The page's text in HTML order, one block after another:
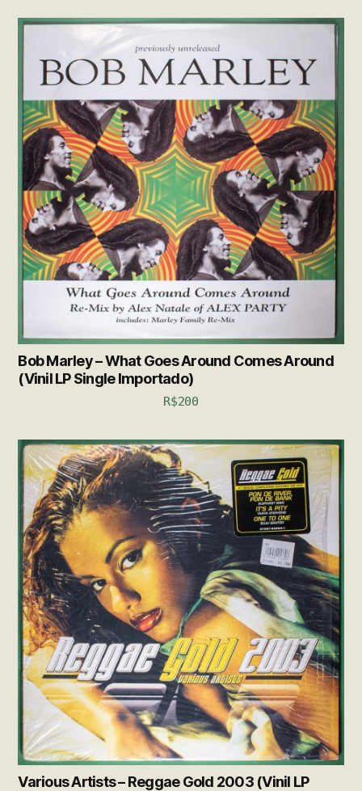
Bob Marley – What Goes Around Comes Around
(Vinil LP Single Importado)
R$200
Various Artists – Reggae Gold 2003 (Vinil LP